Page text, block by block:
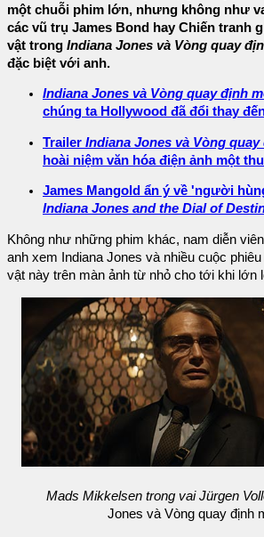
một chuỗi phim lớn, nhưng không như
các vũ trụ James Bond hay Chiến tranh
vật trong Indiana Jones và Vòng quay
đặc biệt với anh.
Indiana Jones và Vòng quay định
chúng ta Hollywood đã đổi thay
Trailer Indiana Jones và Vòng quay
hoài niệm văn hóa điện ảnh một
James Mangold ẩn ý về 'người
Indiana Jones and the Dial of
Không như những phim khác, nam diễn
anh xem Indiana Jones và nhiều cuộc
vật này trên màn ảnh từ nhỏ cho tới khi lớn
Mads Mikkelsen trong vai Jürgen
Jones và Vòng quay định